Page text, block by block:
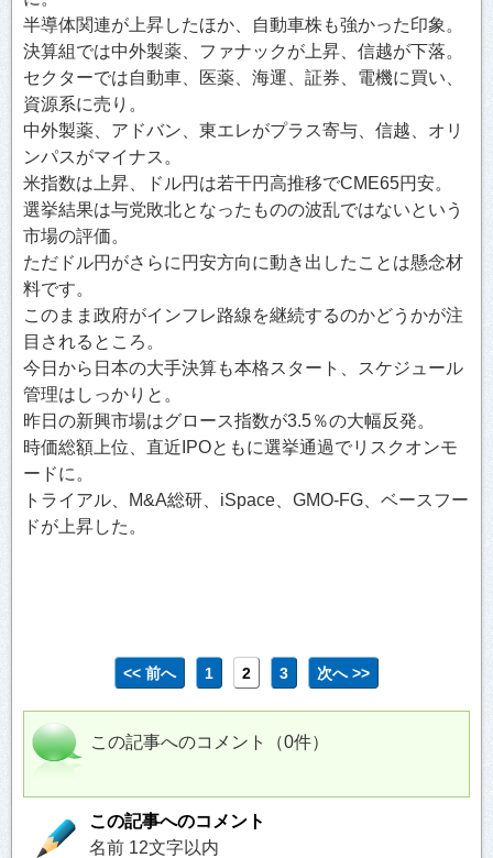
半導体関連が上昇したほか、自動車株も強かった印象。
決算組では中外製薬、ファナックが上昇、信越が下落。
セクターでは自動車、医薬、海運、証券、電機に買い、
資源系に売り。
中外製薬、アドバン、東エレがプラス寄与、信越、オリ
ンパスがマイナス。
米指数は上昇、ドル円は若干円高推移でCME65円安。
選挙結果は与党敗北となったものの波乱ではないという
市場の評価。
ただドル円がさらに円安方向に動き出したことは懸念材
料です。
このまま政府がインフレ路線を継続するのかどうかが注
目されるところ。
今日から日本の大手決算も本格スタート、スケジュール
管理はしっかりと。
昨日の新興市場はグロース指数が3.5％の大幅反発。
時価総額上位、直近IPOともに選挙通過でリスクオンモ
ードに。
トライアル、M&A総研、iSpace、GMO-FG、ベースフー
ドが上昇した。
<< 前へ 1 2 3 次へ >>
この記事へのコメント（0件）
この記事へのコメント
名前 12文字以内